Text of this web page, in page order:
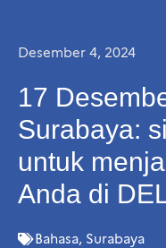
Desember 4, 2024
17
Surabaya:
untuk
Anda di
Bahasa, Surabaya